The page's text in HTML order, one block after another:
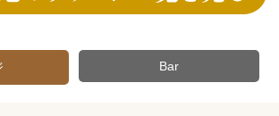
Bar